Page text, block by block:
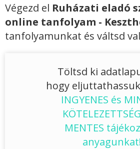
Végezd el Ruházati eladó
online tanfolyam -
tanfolyamunkat és váltsd
Töltsd ki
hogy
INGYENES és
MENTES